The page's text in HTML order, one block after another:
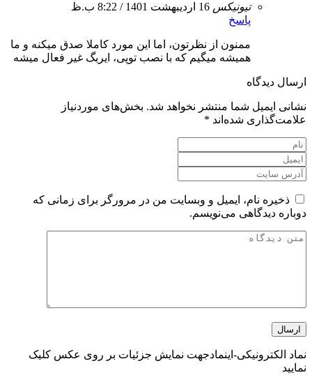
تیونیکس 16 اردیبهشت 1401 / 8:22 ب.ظ
پاسخ
ممنون از نظرتون، اما این مورد کاملا صدق میکنه و ما
همیشه میگیم که با نصب توپی، ایربگ غیر فعال میشه
ارسال دیدگاه
نشانی ایمیل شما منتشر نخواهد شد. بخش‌های موردنیاز
علامت‌گذاری شده‌اند *
ذخیره نام، ایمیل و وبسایت من در مرورگر برای زمانی که
دوباره دیدگاهی می‌نویسم.
نماد الکترونیکی-اینمادجهت نمایش جزئیات بر روی عکس کلیک
نمایید